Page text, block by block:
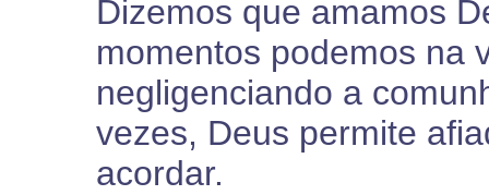
Dizemos que amamos
momentos podemos na
negligenciando a
vezes, Deus permite
acordar.